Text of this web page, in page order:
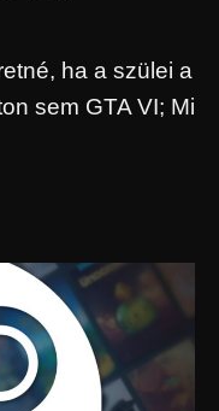
ha a szülei a
sem GTA VI; Mi